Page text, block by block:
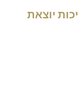
יוצאת